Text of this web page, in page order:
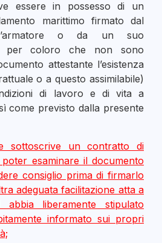
essere in possesso di un
marittimo firmato dal
o da un suo
per coloro che non sono
attestante l’esistenza
o a questo assimilabile)
di lavoro e di vita a
come previsto dalla presente
sottoscrive un contratto di
esaminare il documento
consiglio prima di firmarlo
adeguata facilitazione atta a
liberamente stipulato
informato sui propri